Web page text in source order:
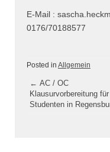
E-Mail :
0176/70188577
Posted in Allgemein
Artikel-
← AC / OC
Klausurvorbereitung für
Studenten in